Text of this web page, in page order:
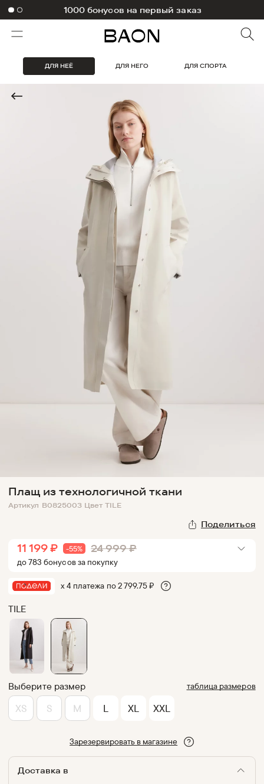
1000 бонусов на первый заказ
ДЛЯ НЕЁ ДЛЯ НЕГО ДЛЯ СПОРТА
Плащ из технологичной ткани
Артикул B0825003 Цвет TILE
Поделиться
11 199 ₽ -55% 24 999 ₽
до783 бонусовза покупку
х 4 платежа по2 799.75₽
TILE
Выберите размер таблица размеров
XS S M L XL XXL
Зарезервировать в магазине
Доставка в